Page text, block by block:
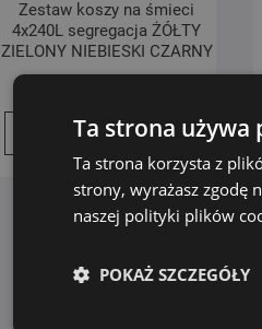
Zestaw koszy na śmieci
4x240L segregacja ŻÓŁTY
ZIELONY NIEBIESKI CZARNY
wynosiła:
799.00 zł.
wynosi:
769.00 zł.
Dodaj do koszyka
Ta strona używa
Ta strona korzysta z
strony, wyrażasz zgodę
naszej polityki plików
POKAŻ SZCZEGÓŁY